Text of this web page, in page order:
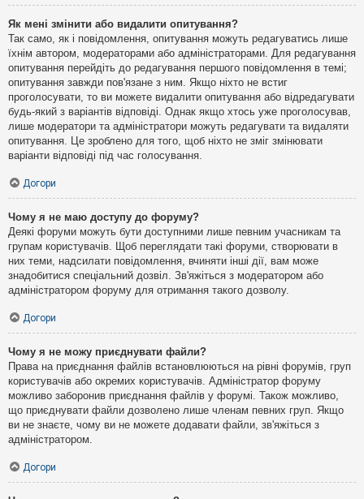
Як мені змінити або видалити опитування?
Так само, як і повідомлення, опитування можуть редагуватись лише
їхнім автором, модераторами або адміністраторами. Для редагування
опитування перейдіть до редагування першого повідомлення в темі;
опитування завжди пов'язане з ним. Якщо ніхто не встиг
проголосувати, то ви можете видалити опитування або відредагувати
будь-який з варіантів відповіді. Однак якщо хтось уже проголосував,
лише модератори та адміністратори можуть редагувати та видаляти
опитування. Це зроблено для того, щоб ніхто не зміг змінювати
варіанти відповіді під час голосування.
Догори
Чому я не маю доступу до форуму?
Деякі форуми можуть бути доступними лише певним учасникам та
групам користувачів. Щоб переглядати такі форуми, створювати в
них теми, надсилати повідомлення, вчиняти інші дії, вам може
знадобитися спеціальний дозвіл. Зв'яжіться з модератором або
адміністратором форуму для отримання такого дозволу.
Догори
Чому я не можу приєднувати файли?
Права на приєднання файлів встановлюються на рівні форумів, груп
користувачів або окремих користувачів. Адміністратор форуму
можливо заборонив приєднання файлів у форумі. Також можливо,
що приєднувати файли дозволено лише членам певних груп. Якщо
ви не знаєте, чому ви не можете додавати файли, зв'яжіться з
адміністратором.
Догори